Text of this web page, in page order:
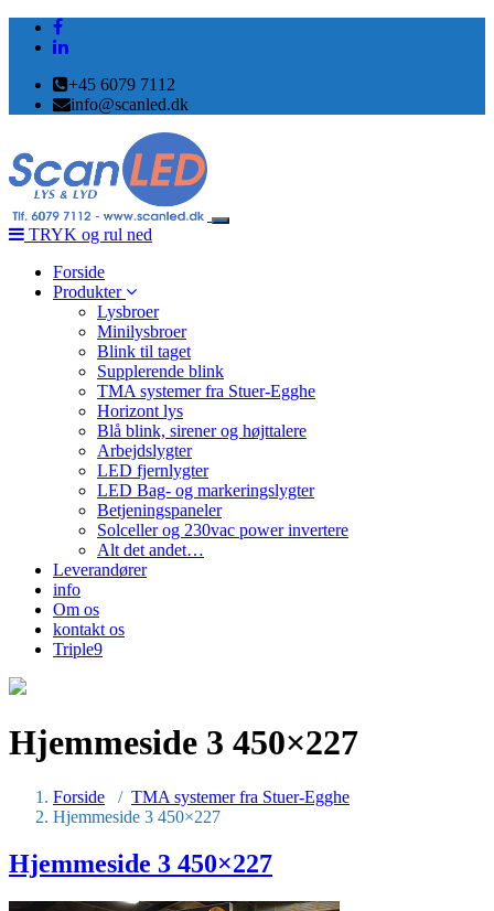
+45 6079 7112
info@scanled.dk
Toggle
TRYK og rul ned
Forside
Produkter
Lysbroer
Minilysbroer
Blink til taget
Supplerende blink
TMA systemer fra Stuer-Egghe
Horizont lys
Blå blink, sirener og højttalere
Arbejdslygter
LED fjernlygter
LED Bag- og markeringslygter
Betjeningspaneler
Solceller og 230vac power invertere
Alt det andet…
Leverandører
info
Om os
kontakt os
Triple9
Hjemmeside 3 450×227
Forside / TMA systemer fra Stuer-Egghe
Hjemmeside 3 450×227
Hjemmeside 3 450×227